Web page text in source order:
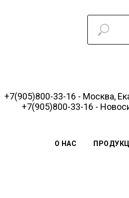
+7(905)800-33-16 - Москва,
+7(905)800-33-16 -
О НАС